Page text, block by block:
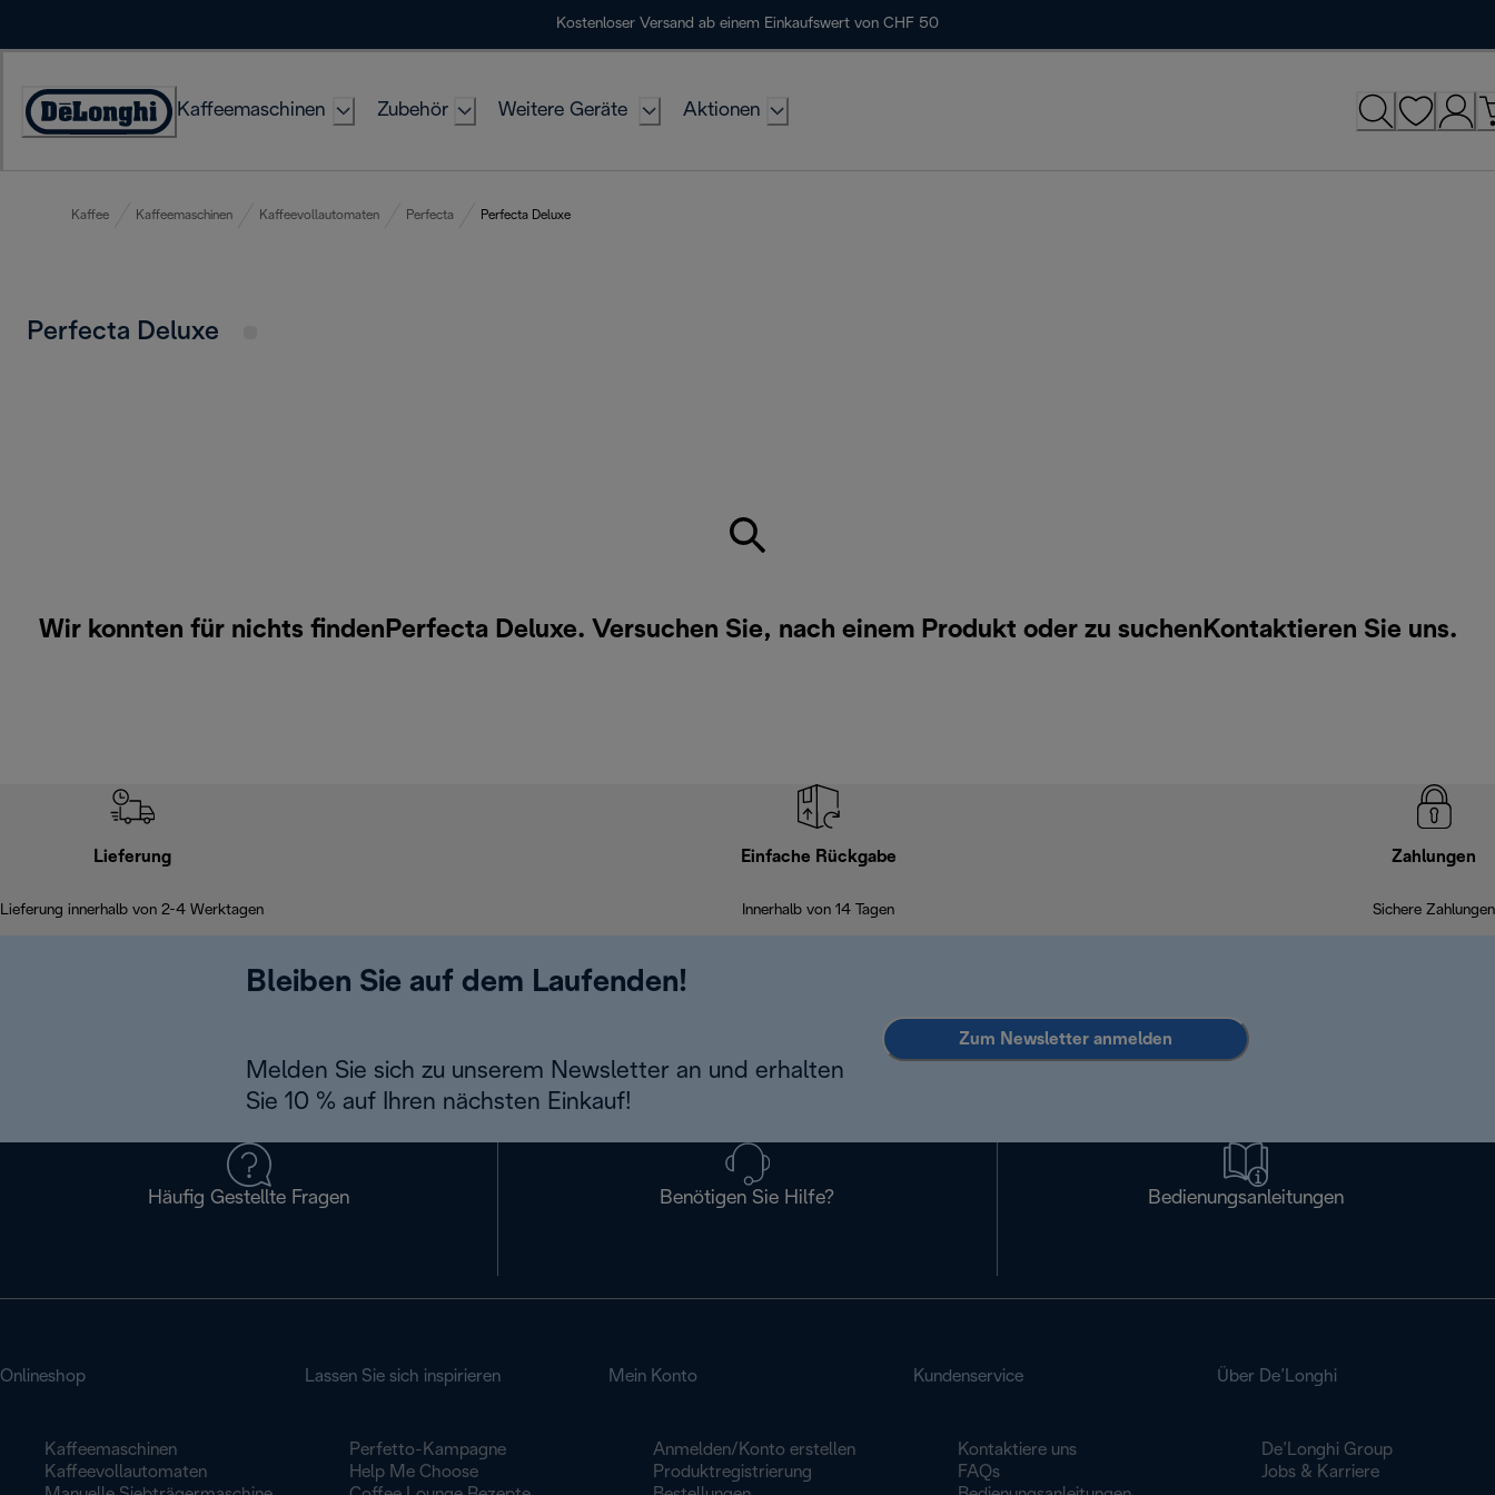
Kostenloser Versand ab einem Einkaufswert von CHF 50
Erklärung
Kaffeemaschinen Zubehör Weitere Geräte Aktionen
Kaffee Kaffeemaschinen Kaffeevollautomaten Perfecta Perfecta Deluxe
Perfecta Deluxe
Wir konnten für nichts findenPerfecta Deluxe. Versuchen Sie, nach einem Produkt oder zu suchen Kontaktieren Sie uns.
Lieferung
Lieferung innerhalb von 2-4 Werktagen
Einfache Rückgabe
Innerhalb von 14 Tagen
Zahlungen
Sichere Zahlungen
Bleiben Sie auf dem Laufenden!
Melden Sie sich zu unserem Newsletter an und erhalten
Sie 10 % auf Ihren nächsten Einkauf!
Zum Newsletter anmelden
Häufig Gestellte Fragen Benötigen Sie Hilfe? Bedienungsanleitungen
Onlineshop
Kaffeemaschinen
Kaffeevollautomaten
Lassen Sie sich inspirieren
Perfetto-Kampagne
Help Me Choose
Mein Konto
Anmelden/Konto erstellen
Produktregistrierung
Kundenservice
Kontaktiere uns
FAQs
Über De’Longhi
De’Longhi Group
Jobs & Karriere